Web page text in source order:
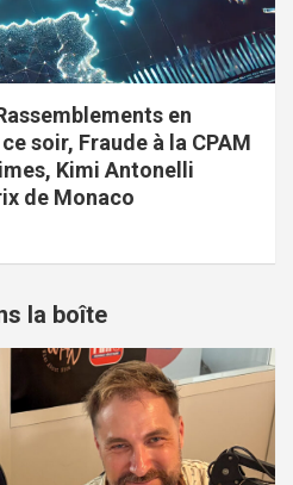
en
soir, Fraude à la CPAM
Kimi Antonelli
de Monaco
la boîte